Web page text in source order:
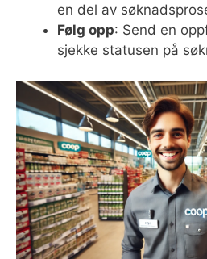
en del av
Følg opp: Send en
sjekke statusen på